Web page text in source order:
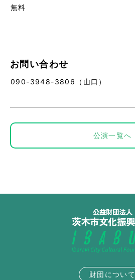
無料
お問い合わせ
090-3948-3806（山口）
公演一覧へ
財団について